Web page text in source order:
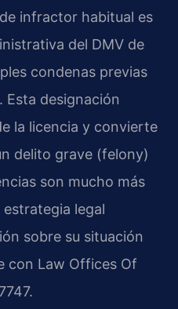
infractor habitual es
del DMV de
condenas previas
designación
la licencia y convierte
delito grave (felony)
son mucho más
legal
sobre su situación
con Law Offices Of